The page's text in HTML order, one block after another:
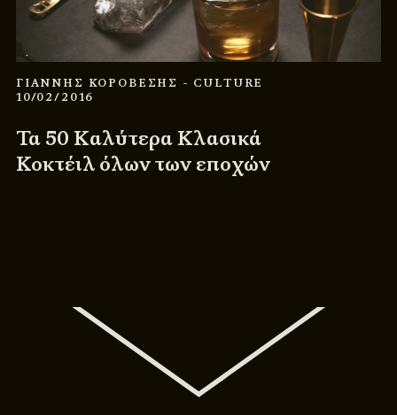
ΓΙΑΝΝΗΣ ΚΟΡΟΒΕΣΗΣ - CULTURE
10/02/2016
Τα 50 Καλύτερα Κλασικά
Κοκτέιλ όλων των εποχών